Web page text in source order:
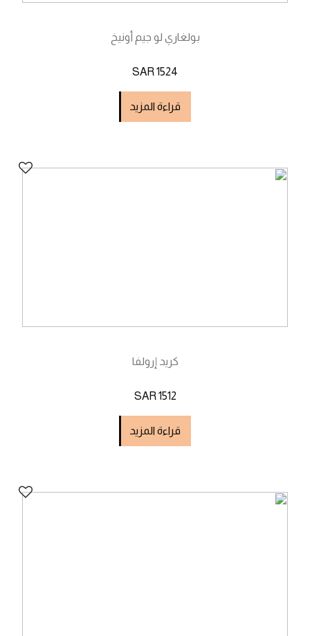
بولغاري لو جيم أونيخ
SAR 1524
قراءة المزيد
كريد إرولفا
SAR 1512
قراءة المزيد